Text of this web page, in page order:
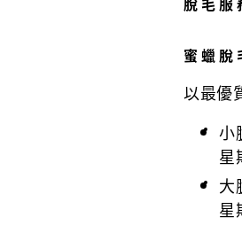
蜜蠟脫
以最優
小
星
大
星